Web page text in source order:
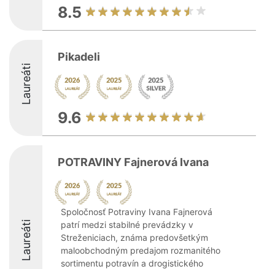
8.5
Laureáti
Pikadeli
9.6
Laureáti
POTRAVINY Fajnerová Ivana
Spoločnosť Potraviny Ivana Fajnerová
patrí medzi stabilné prevádzky v
Streženiciach, známa predovšetkým
maloobchodným predajom rozmanitého
sortimentu potravín a drogistického